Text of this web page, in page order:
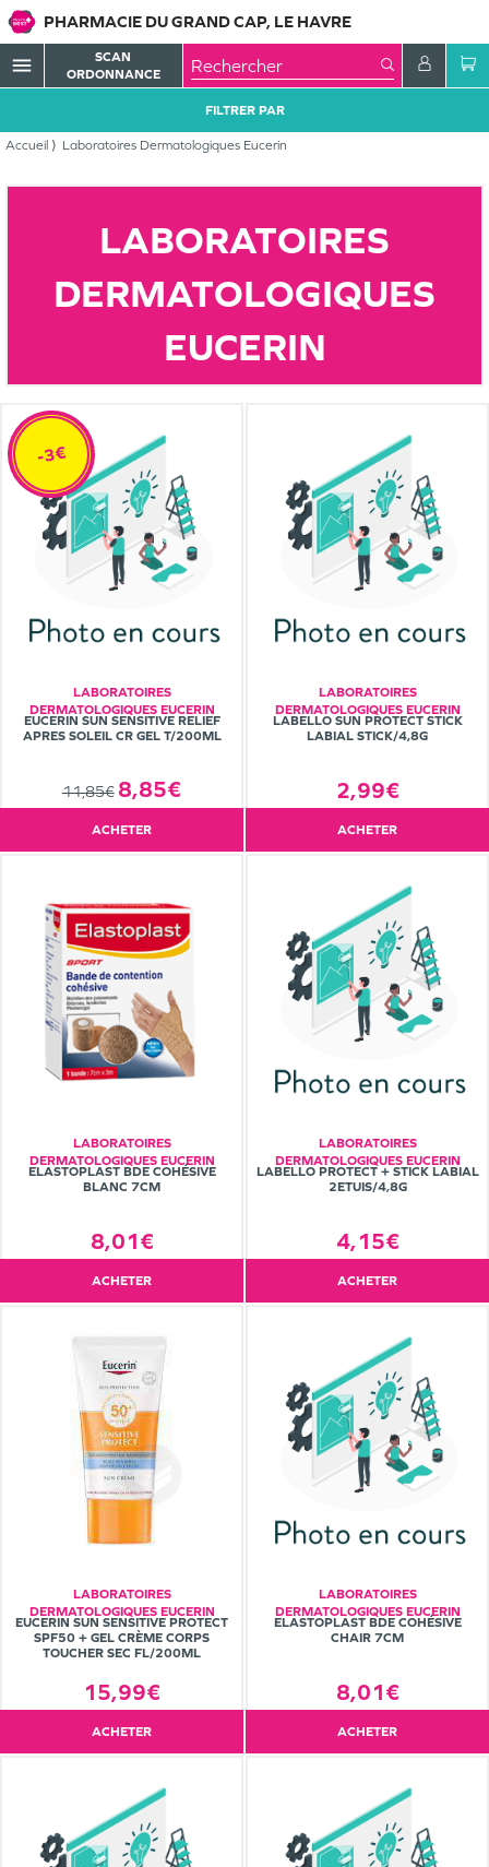
PHARMACIE DU GRAND CAP, LE HAVRE
menu
SCAN
ORDONNANCE
Accueil Laboratoires Dermatologiques Eucerin
FILTRER PAR
LABORATOIRES
DERMATOLOGIQUES
EUCERIN
LABORATOIRES
DERMATOLOGIQUES EUCERIN
EUCERIN SUN SENSITIVE RELIEF
APRES SOLEIL CR GEL T/200ML
11,85€ 8,85€
-3€
ACHETER
LABORATOIRES
DERMATOLOGIQUES EUCERIN
LABELLO SUN PROTECT STICK
LABIAL STICK/4,8G
2,99€
ACHETER
LABORATOIRES
DERMATOLOGIQUES EUCERIN
ELASTOPLAST BDE COHÉSIVE
BLANC 7CM
8,01€
ACHETER
LABORATOIRES
DERMATOLOGIQUES EUCERIN
LABELLO PROTECT + STICK LABIAL
2ETUIS/4,8G
4,15€
ACHETER
LABORATOIRES
DERMATOLOGIQUES EUCERIN
EUCERIN SUN SENSITIVE PROTECT
SPF50 + GEL CRÈME CORPS
TOUCHER SEC FL/200ML
15,99€
ACHETER
LABORATOIRES
DERMATOLOGIQUES EUCERIN
ELASTOPLAST BDE COHÉSIVE
CHAIR 7CM
8,01€
ACHETER